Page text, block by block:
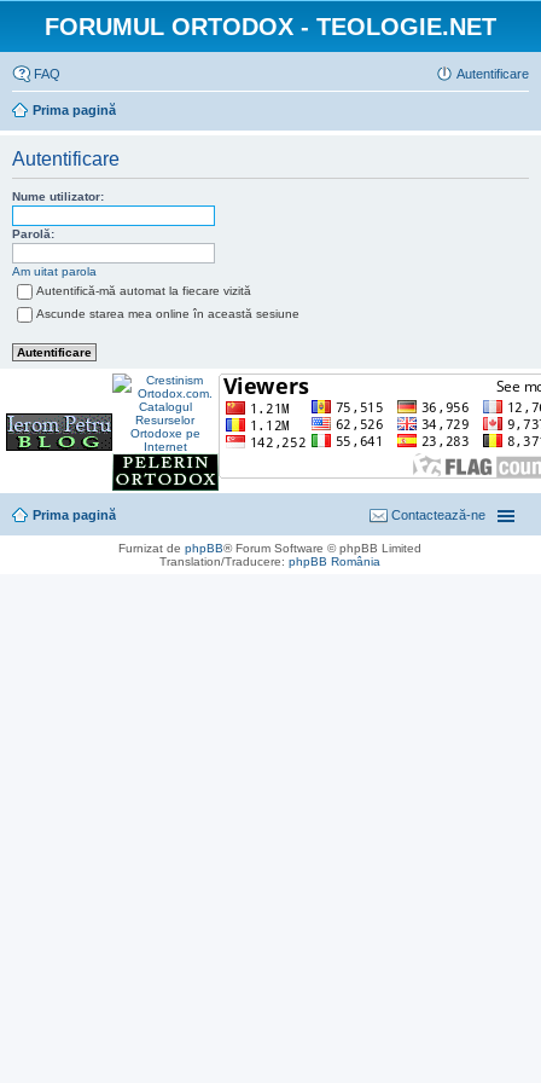
FORUMUL ORTODOX - TEOLOGIE.NET
FAQ Autentificare
Prima pagină
Autentificare
Nume utilizator:
Parolă:
Am uitat parola
Autentifică-mă automat la fiecare vizită
Ascunde starea mea online în această sesiune
Prima pagină Contactează-ne
Furnizat dephpBB® Forum Software © phpBB Limited
Translation/Traducere:phpBB România